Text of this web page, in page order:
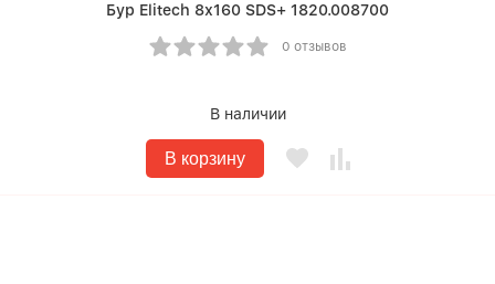
Бур Elitech 8х160 SDS+ 1820.008700
0 отзывов
В наличии
В корзину